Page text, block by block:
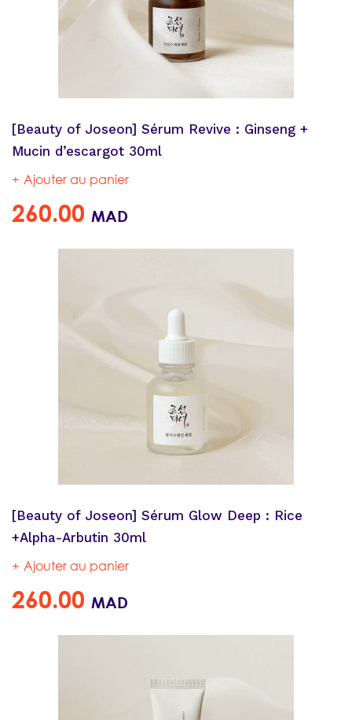
[Beauty of Joseon] Sérum Revive : Ginseng +
Mucin d’escargot 30ml
Ajouter au panier
260.00 MAD
[Beauty of Joseon] Sérum Glow Deep : Rice
+Alpha-Arbutin 30ml
Ajouter au panier
260.00 MAD